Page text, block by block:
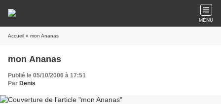
MENU
Accueil » mon Ananas
mon Ananas
Publié le 05/10/2006 à 17:51
Par Denis